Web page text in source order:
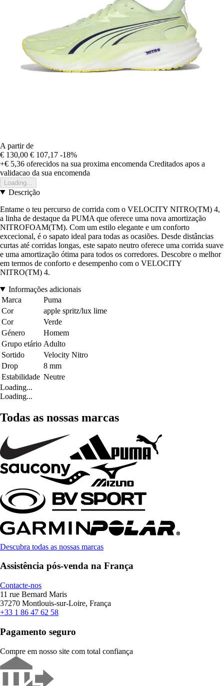
A partir de
€ 130,00 € 107,17 -18%
+€ 5,36 oferecidos na sua proxima encomenda Creditados apos a
validacao da sua encomenda
Loading...
Descrição
Entame o teu percurso de corrida com o VELOCITY NITRO(TM) 4,
a linha de destaque da PUMA que oferece uma nova amortização
NITROFOAM(TM). Com um estilo elegante e um conforto
excecional, é o sapato ideal para todas as ocasiões. Desde distâncias
curtas até corridas longas, este sapato neutro oferece uma corrida suave
e uma amortização ótima para todos os corredores. Descobre o melhor
em termos de conforto e desempenho com o VELOCITY
NITRO(TM) 4.
Informações adicionais
Marca
Puma
Cor
apple spritz/lux lime
Cor
Verde
Género
Homem
Grupo etário Adulto
Sortido
Velocity Nitro
Drop
8 mm
Estabilidade Neutre
Loading...
Loading...
Todas as nossas marcas
Descubra todas as nossas marcas
Assistência pós-venda na França
Contacte-nos
11 rue Bernard Maris
37270 Montlouis-sur-Loire, França
+33 1 86 47 62 58
Pagamento seguro
Compre em nosso site com total confiança